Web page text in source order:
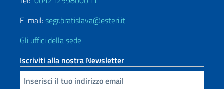
E-mail:segr.bratislava@esteri.it
Gli uffici della sede
Iscriviti alla nostra Newsletter
Inserisci la tua email